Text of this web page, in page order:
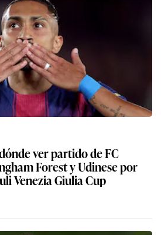
ver partido de FC
Forest y Udinese por
Venezia Giulia Cup